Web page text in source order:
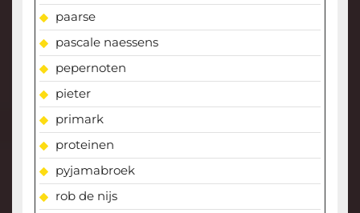
paarse
pascale naessens
pepernoten
pieter
primark
proteinen
pyjamabroek
rob de nijs